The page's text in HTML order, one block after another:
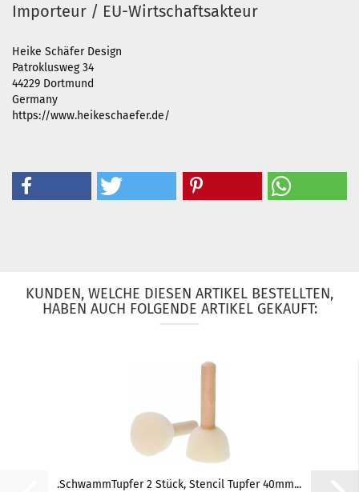
Importeur / EU-Wirtschaftsakteur
Heike Schäfer Design
Patroklusweg 34
44229 Dortmund
Germany
https://www.heikeschaefer.de/
KUNDEN, WELCHE DIESEN ARTIKEL BESTELLTEN,
HABEN AUCH FOLGENDE ARTIKEL GEKAUFT:
.SchwammTupfer 2 Stück, Stencil Tupfer 40mm...